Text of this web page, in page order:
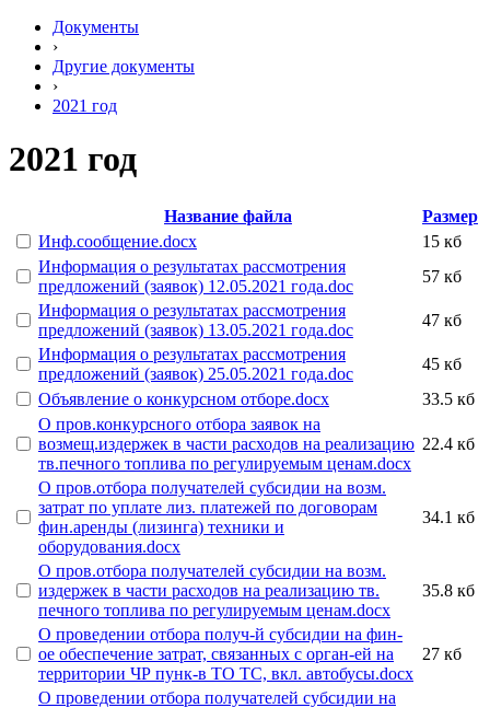
Документы
›
Другие документы
›
2021 год
2021 год
Название файла
Размер
Инф.сообщение.docx
15 кб
Информация о результатах рассмотрения
предложений (заявок) 12.05.2021 года.doc
57 кб
Информация о результатах рассмотрения
предложений (заявок) 13.05.2021 года.doc
47 кб
Информация о результатах рассмотрения
предложений (заявок) 25.05.2021 года.doc
45 кб
Объявление о конкурсном отборе.docx
33.5 кб
О пров.конкурсного отбора заявок на
возмещ.издержек в части расходов на реализацию
тв.печного топлива по регулируемым ценам.docx
22.4 кб
О пров.отбора получателей субсидии на возм.
затрат по уплате лиз. платежей по договорам
фин.аренды (лизинга) техники и
оборудования.docx
34.1 кб
О пров.отбора получателей субсидии на возм.
издержек в части расходов на реализацию тв.
печного топлива по регулируемым ценам.docx
35.8 кб
О проведении отбора получ-й субсидии на фин-
ое обеспечение затрат, связанных с орган-ей на
территории ЧР пунк-в ТО ТС, вкл. автобусы.docx
27 кб
О проведении отбора получателей субсидии на